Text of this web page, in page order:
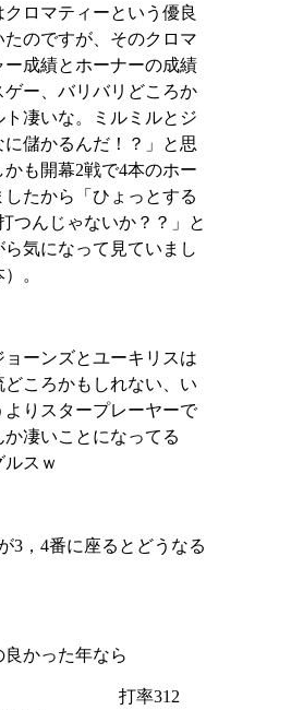
ロマティーという優良
たのですが、そのクロマ
ー成績とホーナーの成績
ゲー、バリバリどころか
凄いな。ミルミルとジ
に儲かるんだ！？」と思
かも開幕2戦で4本のホー
したから「ひょっとする
つんじゃないか？？」と
ら気になって見ていまし
。
ョーンズとユーキリスは
どころかもしれない、い
りスタープレーヤーで
凄いことになってる
スｗ
3 ， 4番に座るとどうなる
かった年なら
リス 打率312